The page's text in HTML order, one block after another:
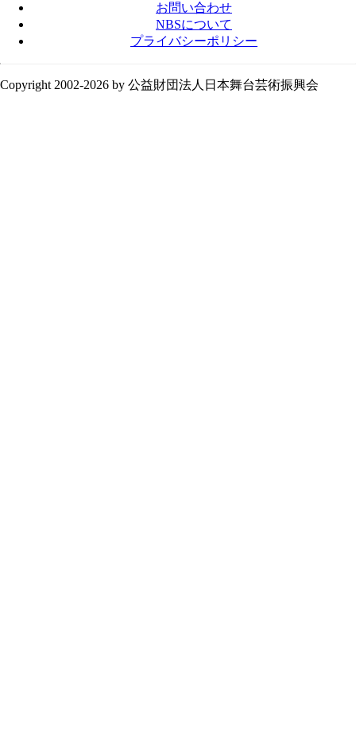
お問い合わせ
NBSについて
プライバシーポリシー
Copyright 2002-2026 by 公益財団法人日本舞台芸術振興会